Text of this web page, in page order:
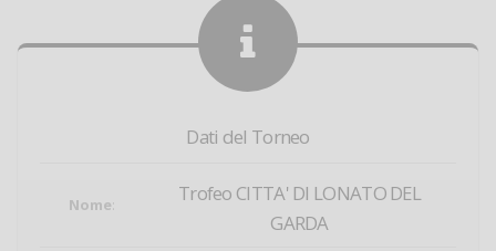
Dati del Torneo
Nome:
Trofeo CITTA' DI LONATO DEL
GARDA